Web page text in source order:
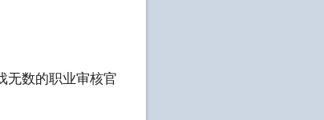
无数的职业审核官